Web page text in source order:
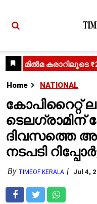
Home NATIONAL
കോപിറൈറ്റ്
ടെലഗ്രാമിന്
ദിവസത്തെ
നടപടി
By TIMEOF KERALA Jul 4,